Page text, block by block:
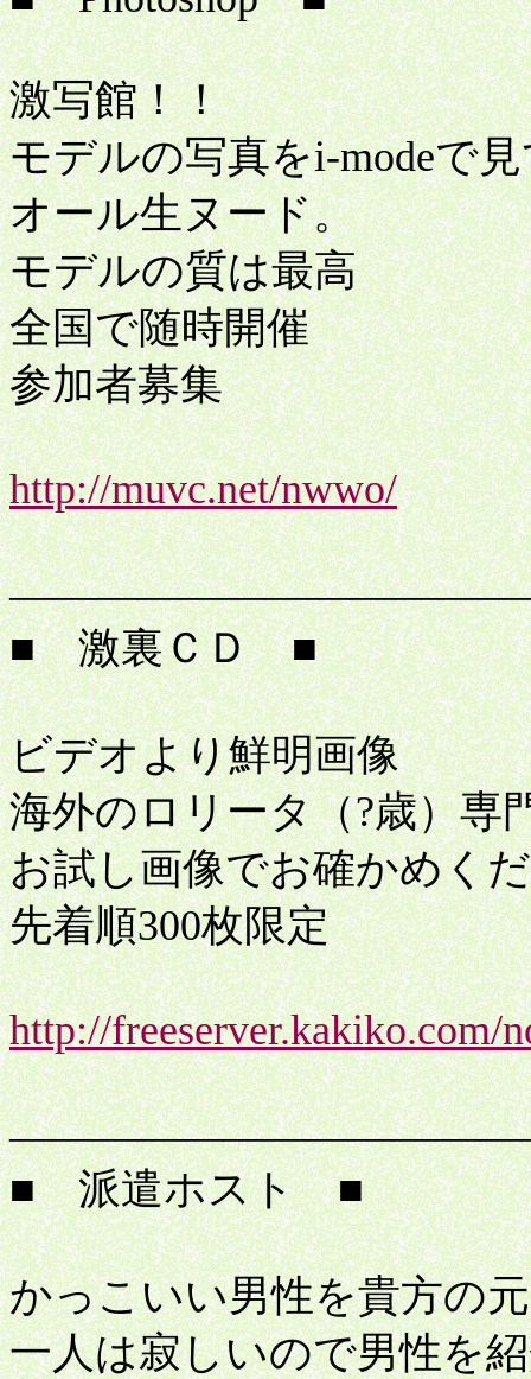
激写館！！
モデルの写真をi-modeで
オール生ヌード。
モデルの質は最高
全国で随時開催
参加者募集
http://muvc.net/nwwo/
激
■ 激裏ＣＤ ■
ビデオより鮮明画像
海外のロリータ（?歳）専
お試し画像でお確かめく
先着順300枚限定
http://freeserver.kakiko.com/
桃
■ 派遣ホスト ■
かっこいい男性を貴方の
一人は寂しいので男性を